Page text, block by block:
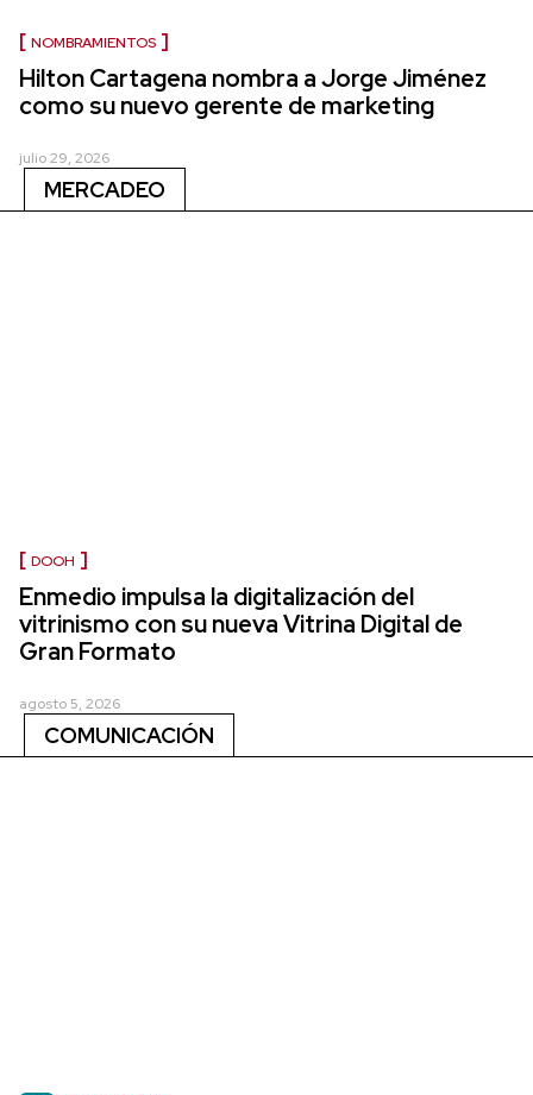
NOMBRAMIENTOS
Hilton Cartagena nombra a Jorge Jiménez
como su nuevo gerente de marketing
julio 29, 2026
MERCADEO
DOOH
Enmedio impulsa la digitalización del
vitrinismo con su nueva Vitrina Digital de
Gran Formato
agosto 5, 2026
COMUNICACIÓN